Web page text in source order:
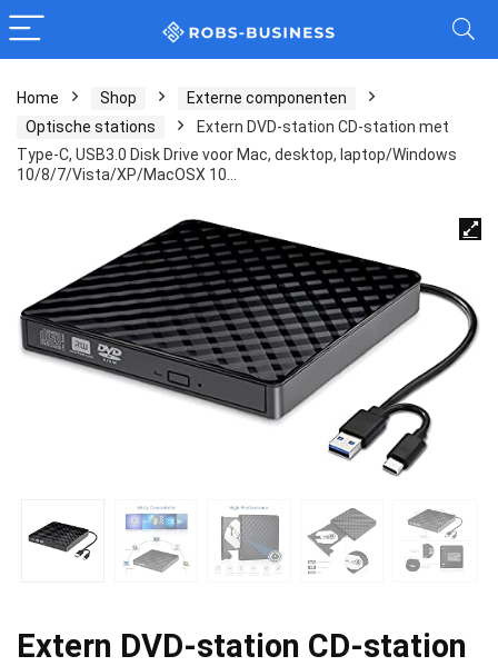
Home Shop
Externe componenten
Optische stations
Extern DVD-station CD-station met
Type-C, USB3.0 Disk Drive voor Mac, desktop, laptop/Windows
10/8/7/Vista/XP/MacOSX 10…
Extern DVD-station CD-station